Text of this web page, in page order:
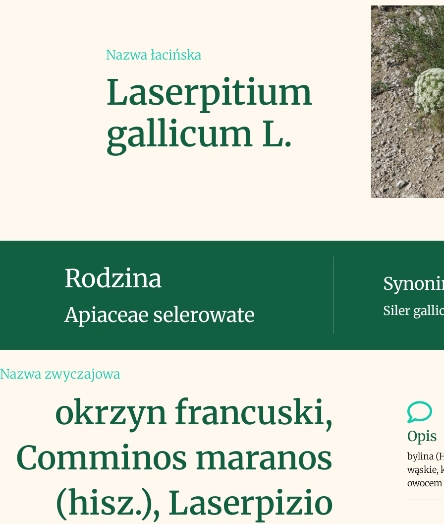
Nazwa łacińska
Laserpitium
gallicum L.
Rodzina
Apiaceae selerowate Siler
Nazwa zwyczajowa
okrzyn francuski,
Comminos maranos
(hisz.), Laserpizio
Opis
bylina
wąskie,